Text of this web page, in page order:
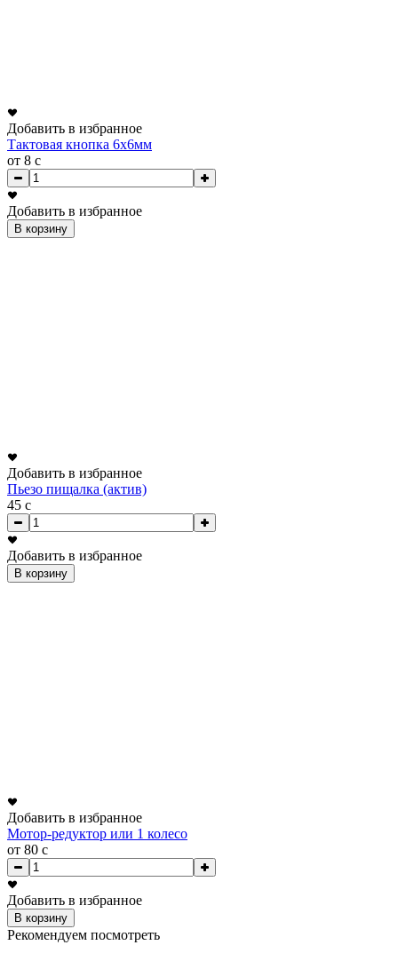
Добавить в избранное
Тактовая кнопка 6x6мм
от 8 c
Добавить в избранное
В корзину
Добавить в избранное
Пьезо пищалка (актив)
45 c
Добавить в избранное
В корзину
Добавить в избранное
Мотор-редуктор или 1 колесо
от 80 c
Добавить в избранное
В корзину
Рекомендуем посмотреть